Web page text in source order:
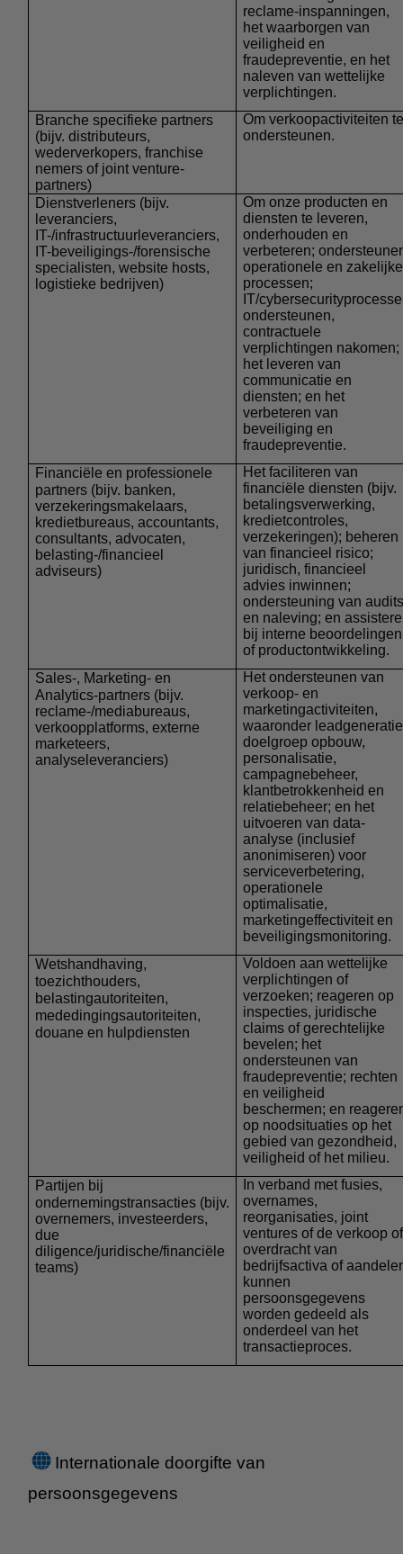
reclame-inspanningen,
het waarborgen van
veiligheid en
fraudepreventie, en het
naleven van wettelijke
verplichtingen.
Branche specifieke partners
(bijv. distributeurs,
wederverkopers, franchise
nemers of joint venture-
partners)
Om verkoopactiviteiten te
ondersteunen.
Dienstverleners (bijv.
leveranciers,
IT-/infrastructuurleveranciers,
IT-beveiligings-/forensische
specialisten, website hosts,
logistieke bedrijven)
Om onze producten en
diensten te leveren,
onderhouden en
verbeteren;
operationele en zakelijke
processen;
IT/
ondersteunen,
contractuele
verplichtingen nakomen;
het leveren van
communicatie en
diensten; en het
verbeteren van
beveiliging en
fraudepreventie.
Financiële en professionele
partners (bijv. banken,
verzekeringsmakelaars,
kredietbureaus, accountants,
consultants, advocaten,
belasting-/financieel
adviseurs)
Het faciliteren van
financiële diensten (bijv.
betalingsverwerking,
kredietcontroles,
verzekeringen); beheren
van financieel risico;
juridisch, financieel
advies inwinnen;
ondersteuning van audits
en naleving; en
bij interne beoordelingen
of productontwikkeling.
Sales-, Marketing- en
Analytics-partners (bijv.
reclame-/mediabureaus,
verkoopplatforms, externe
marketeers,
analyseleveranciers)
Het ondersteunen van
verkoop- en
marketingactiviteiten,
waaronder
doelgroep opbouw,
personalisatie,
campagnebeheer,
klantbetrokkenheid en
relatiebeheer; en het
uitvoeren van data-
analyse (inclusief
anonimiseren) voor
serviceverbetering,
operationele
optimalisatie,
marketingeffectiviteit en
beveiligingsmonitoring.
Wetshandhaving,
toezichthouders,
belastingautoriteiten,
mededingingsautoriteiten,
douane en hulpdiensten
Voldoen aan wettelijke
verplichtingen of
verzoeken; reageren op
inspecties, juridische
claims of gerechtelijke
bevelen; het
ondersteunen van
fraudepreventie; rechten
en veiligheid
beschermen; en
op noodsituaties op het
gebied van gezondheid,
veiligheid of het milieu.
Partijen bij
ondernemingstransacties (bijv.
overnemers, investeerders,
due
diligence/juridische/financiële
teams)
In verband met fusies,
overnames,
reorganisaties, joint
ventures of de verkoop of
overdracht van
bedrijfsactiva of
kunnen
persoonsgegevens
worden gedeeld als
onderdeel van het
transactieproces.
Internationale doorgifte van
persoonsgegevens